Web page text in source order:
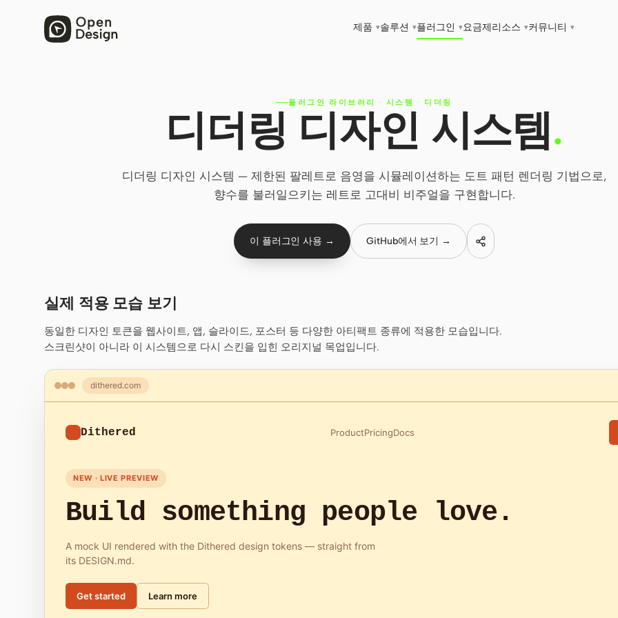
제품 ▾솔루션 ▾플러그인 ▾요금제리소스 ▾커뮤니티 ▾
플러그인 라이브러리 · 시스템 · 디더링
디더링 디자인 시스템.
디더링 디자인 시스템 — 제한된 팔레트로 음영을 시뮬레이션하는 도트 패턴 렌더링 기법으로,
향수를 불러일으키는 레트로 고대비 비주얼을 구현합니다.
이 플러그인 사용 → GitHub에서 보기 →
실제 적용 모습 보기
동일한 디자인 토큰을 웹사이트, 앱, 슬라이드, 포스터 등 다양한 아티팩트 종류에 적용한 모습입니다.
스크린샷이 아니라 이 시스템으로 다시 스킨을 입힌 오리지널 목업입니다.
dithered.com
Dithered ProductPricingDocs
NEW · LIVE PREVIEW
Build something people love.
A mock UI rendered with the Dithered design tokens — straight from
its DESIGN.md.
Get started Learn more